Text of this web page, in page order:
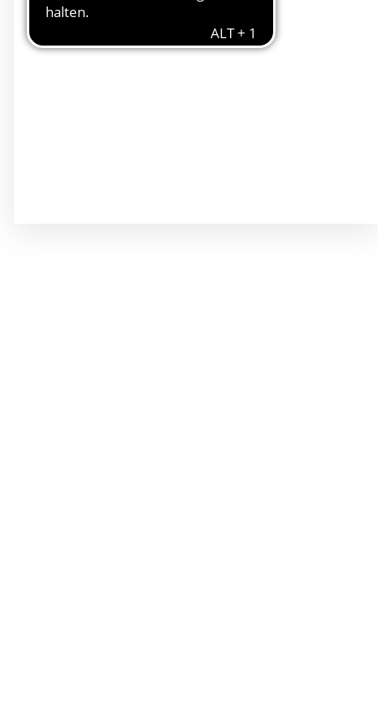
Herr Bernd P. Holst